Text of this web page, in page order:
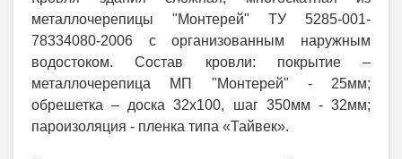
металлочерепицы "Монтерей" ТУ 5285-001-
78334080-2006 с организованным наружным
водостоком. Состав кровли: покрытие –
металлочерепица МП "Монтерей" - 25мм;
обрешетка – доска 32х100, шаг 350мм - 32мм;
пароизоляция - пленка типа «Тайвек».